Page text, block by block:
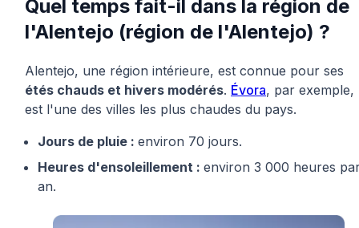
Quel temps fait-il dans la région de
l'Alentejo (région de l'Alentejo) ?
Alentejo, une région intérieure, est connue pour ses
étés chauds et hivers modérés. Évora, par exemple,
est l'une des villes les plus chaudes du pays.
Jours de pluie : environ 70 jours.
Heures d'ensoleillement : environ 3 000 heures
an.